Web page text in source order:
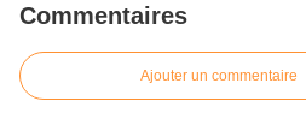
Commentaires
Ajouter un commentaire